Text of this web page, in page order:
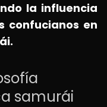
la influencia
confucianos en
samurái